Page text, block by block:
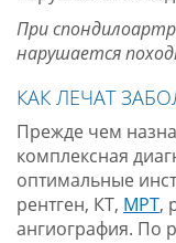
При
нарушается
КАК ЛЕЧАТ
Прежде чем
комплексная
оптимальные
рентген, КТ, МРТ,
ангиография. По